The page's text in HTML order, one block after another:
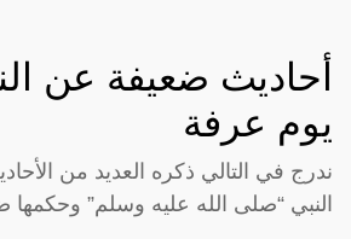
أحاديث ضعيفة عن
يوم عرفة
ندرج في التالي ذكره العديد من
النبي “صلى الله عليه وسلم”